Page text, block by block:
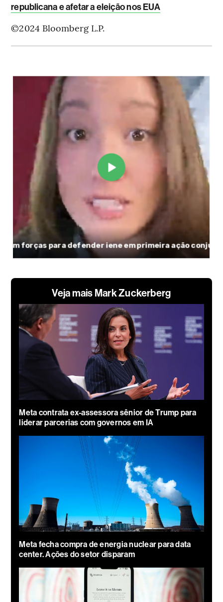
republicana e afetar a eleição nos EUA
©2024 Bloomberg L.P.
Veja mais Mark Zuckerberg
Meta contrata ex-assessora sênior de Trump para
liderar parcerias com governos em IA
Meta fecha compra de energia nuclear para data
center. Ações do setor disparam